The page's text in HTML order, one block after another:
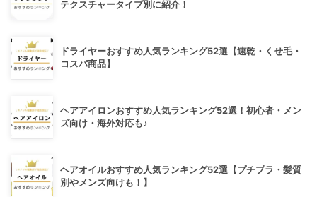
テクスチャータイプ別に紹介！
ドライヤーおすすめ人気ランキング52選【速乾・くせ毛・
コスパ商品】
ヘアアイロンおすすめ人気ランキング52選！初心者・メン
ズ向け・海外対応も♪
ヘアオイルおすすめ人気ランキング52選【プチプラ・髪質
別やメンズ向けも！】